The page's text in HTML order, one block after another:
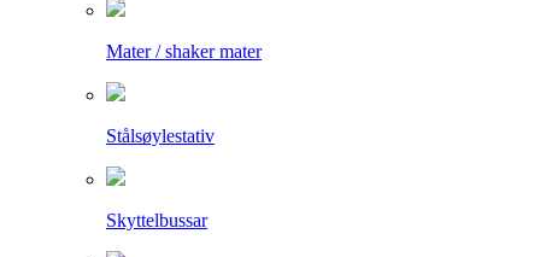
Mater / shaker mater
Stålsøylestativ
Skyttelbussar